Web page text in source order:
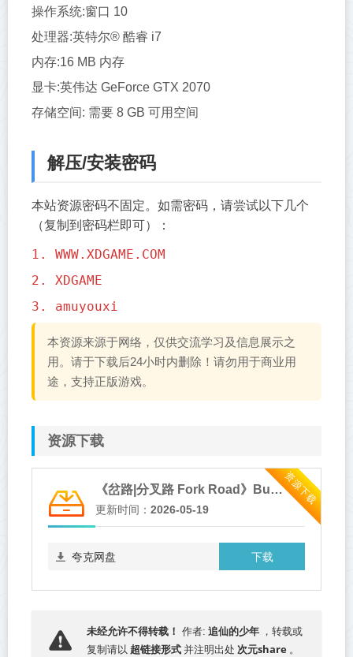
操作系统:窗口 10
处理器:英特尔® 酷睿 i7
内存:16 MB 内存
显卡:英伟达 GeForce GTX 2070
存储空间: 需要 8 GB 可用空间
解压/安装密码
本站资源密码不固定。如需密码，请尝试以下几个
（复制到密码栏即可）：
1. WWW.XDGAME.COM
2. XDGAME
3. amuyouxi
本资源来源于网络，仅供交流学习及信息展示之
用。请于下载后24小时内删除！请勿用于商业用
途，支持正版游戏。
资源下载
资源下载
《岔路|分叉路 Fork Road》Build.18716248-免安装中文版
更新时间： 2026-05-19
下载
夸克网盘
未经允许不得转载！ 作者: 追仙的少年 ，转载或
复制请以 超链接形式 并注明出处 次元share 。